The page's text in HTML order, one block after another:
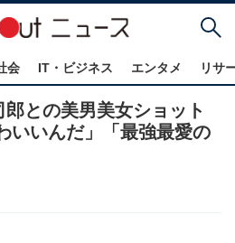
会 IT・ビジネス エンタメ リサ
との美男美女ショット
いいんだ」「最強最愛の